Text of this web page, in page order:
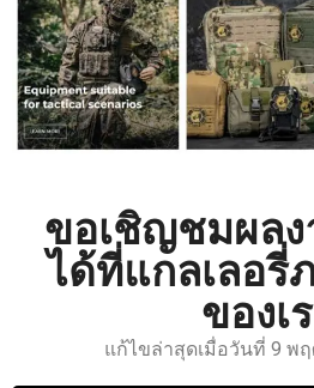
ขอเชิญชมผลง
ได้ที่แกลเลอรี่
ของเ
แก้ไขล่าสุดเมื่อวันที่ 9 พฤ